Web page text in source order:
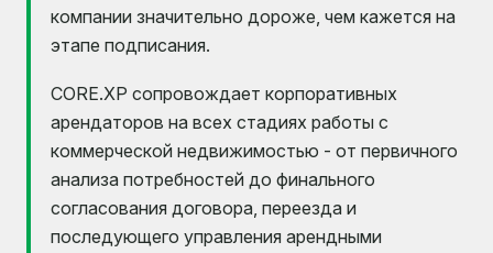
компании значительно дороже, чем кажется на
этапе подписания.
CORE.XP сопровождает корпоративных
арендаторов на всех стадиях работы с
коммерческой недвижимостью - от первичного
анализа потребностей до финального
согласования договора, переезда и
последующего управления арендными